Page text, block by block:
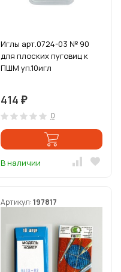
Иглы арт.0724-03 № 90
для плоских пуговиц к
ПШМ уп.10игл
414 ₽
0
В наличии
Артикул:197817